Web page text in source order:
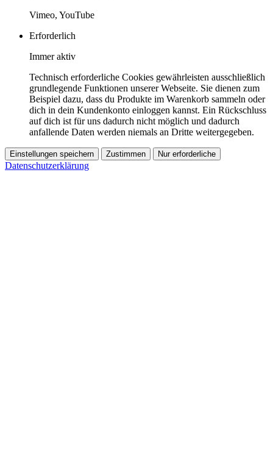
Vimeo, YouTube
Erforderlich
Immer aktiv
Technisch erforderliche Cookies gewährleisten ausschließlich
grundlegende Funktionen unserer Webseite. Sie dienen zum
Beispiel dazu, dass du Produkte im Warenkorb sammeln oder
dich in dein Kundenkonto einloggen kannst. Ein Rückschluss
auf dich ist für uns dadurch nicht möglich und dadurch
anfallende Daten werden niemals an Dritte weitergegeben.
Einstellungen speichern Zustimmen Nur erforderliche
Datenschutzerklärung